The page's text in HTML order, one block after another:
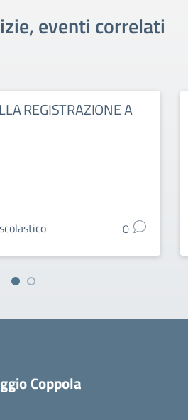
eventi correlati
REGISTRAZIONE A
0
Coppola